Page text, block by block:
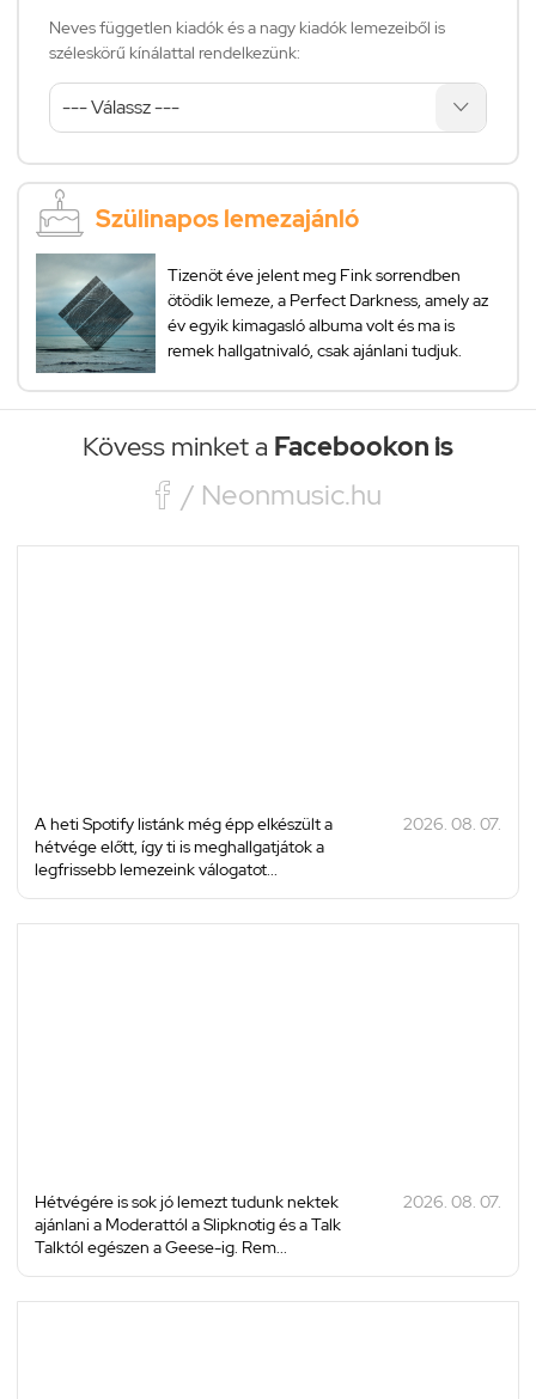
Neves független kiadók és a nagy kiadók lemezeiből is
széleskörű kínálattal rendelkezünk:
Szülinapos lemezajánló
Tizenöt éve jelent meg Fink sorrendben
ötödik lemeze, a Perfect Darkness, amely az
év egyik kimagasló albuma volt és ma is
remek hallgatnivaló, csak ajánlani tudjuk.
Kövess minket a Facebookon is
 / Neonmusic.hu
A heti Spotify listánk még épp elkészült a
hétvége előtt, így ti is meghallgatjátok a
legfrissebb lemezeink válogatot...
2026. 08. 07.
Hétvégére is sok jó lemezt tudunk nektek
ajánlani a Moderattól a Slipknotig és a Talk
Talktól egészen a Geese-ig. Rem...
2026. 08. 07.